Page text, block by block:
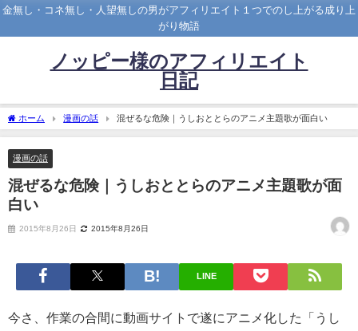
金無し・コネ無し・人望無しの男がアフィリエイト１つでのし上がる成り上
がり物語
ノッピー様のアフィリエイト
日記
ホーム 漫画の話 混ぜるな危険｜うしおととらのアニメ主題歌が面白い
漫画の話
混ぜるな危険｜うしおととらのアニメ主題歌が面
白い
2015年8月26日 2015年8月26日
LINE
今さ、作業の合間に動画サイトで遂にアニメ化した「うし